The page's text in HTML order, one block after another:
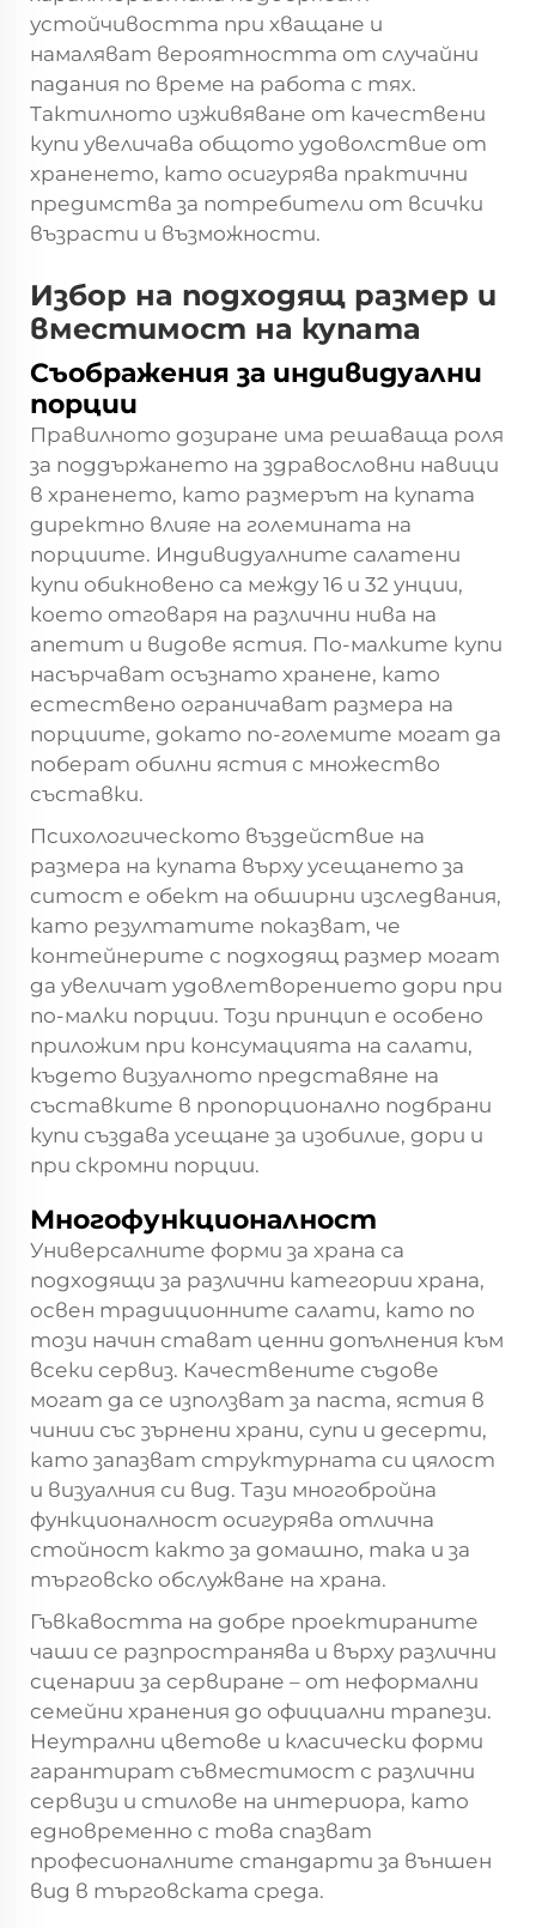
устойчивостта при хващане и
намаляват вероятността от случайни
падания по време на работа с тях.
Тактилното изживяване от качествени
купи увеличава общото удоволствие от
храненето, като осигурява практични
предимства за потребители от всички
възрасти и възможности.
Избор на подходящ размер и
вместимост на купата
Съображения за индивидуални
порции
Правилното дозиране има решаваща роля
за поддържането на здравословни навици
в храненето, като размерът на купата
директно влияе на големината на
порциите. Индивидуалните салатени
купи обикновено са между 16 и 32 унции,
което отговаря на различни нива на
апетит и видове ястия. По-малките купи
насърчават осъзнато хранене, като
естествено ограничават размера на
порциите, докато по-големите могат да
поберат обилни ястия с множество
съставки.
Психологическото въздействие на
размера на купата върху усещането за
ситост е обект на обширни изследвания,
като резултатите показват, че
контейнерите с подходящ размер могат
да увеличат удовлетворението дори при
по-малки порции. Този принцип е особено
приложим при консумацията на салати,
където визуалното представяне на
съставките в пропорционално подбрани
купи създава усещане за изобилие, дори и
при скромни порции.
Многофункционалност
Универсалните форми за храна са
подходящи за различни категории храна,
освен традиционните салати, като по
този начин стават ценни допълнения към
всеки сервиз. Качествените съдове
могат да се използват за паста, ястия в
чинии със зърнени храни, супи и десерти,
като запазват структурната си цялост
и визуалния си вид. Тази многобройна
функционалност осигурява отлична
стойност както за домашно, така и за
търговско обслужване на храна.
Гъвкавостта на добре проектираните
чаши се разпространява и върху различни
сценарии за сервиране – от неформални
семейни хранения до официални трапези.
Неутрални цветове и класически форми
гарантират съвместимост с различни
сервизи и стилове на интериора, като
едновременно с това спазват
професионалните стандарти за външен
вид в търговската среда.